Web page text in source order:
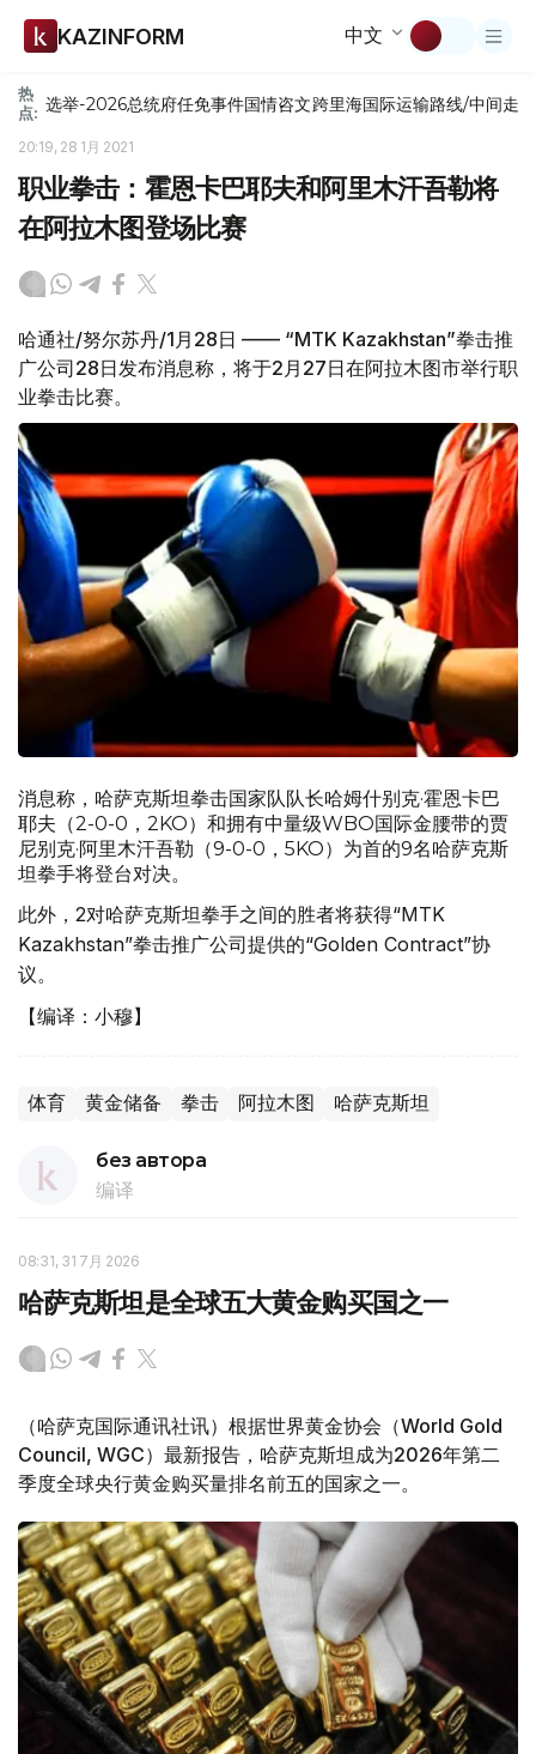
KAZINFORM 中文
热
点: 选举-2026总统府任免事件国情咨文跨里海国际运输路线/中间走廊
20:19, 28 1月 2021
职业拳击：霍恩卡巴耶夫和阿里木汗吾勒将
在阿拉木图登场比赛
哈通社/努尔苏丹/1月28日 —— “MTK Kazakhstan”拳击推
广公司28日发布消息称，将于2月27日在阿拉木图市举行职
业拳击比赛。
消息称，哈萨克斯坦拳击国家队队长哈姆什别克·霍恩卡巴
耶夫（2-0-0，2KO）和拥有中量级WBO国际金腰带的贾
尼别克·阿里木汗吾勒（9-0-0，5KO）为首的9名哈萨克斯
坦拳手将登台对决。
此外，2对哈萨克斯坦拳手之间的胜者将获得“MTK
Kazakhstan”拳击推广公司提供的“Golden Contraсt”协
议。
【编译：小穆】
体育 黄金储备 拳击 阿拉木图 哈萨克斯坦
без автора
编译
08:31, 31 7月 2026
哈萨克斯坦是全球五大黄金购买国之一
（哈萨克国际通讯社讯）根据世界黄金协会（World Gold
Council, WGC）最新报告，哈萨克斯坦成为2026年第二
季度全球央行黄金购买量排名前五的国家之一。